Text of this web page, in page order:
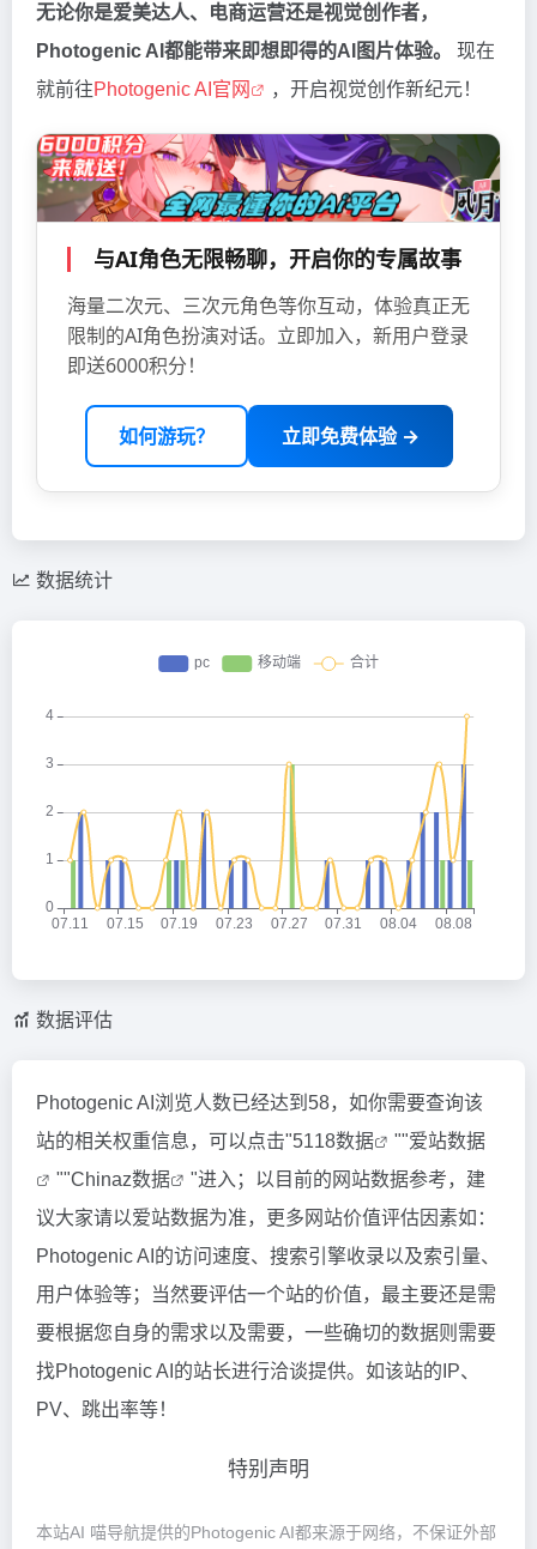
无论你是爱美达人、电商运营还是视觉创作者，
Photogenic AI都能带来即想即得的AI图片体验。
现在
就前往Photogenic AI官网 ，开启视觉创作新纪元！
与AI角色无限畅聊，开启你的专属故事
海量二次元、三次元角色等你互动，体验真正无
限制的AI角色扮演对话。立即加入，新用户登录
即送6000积分！
如何游玩？ 立即免费体验 →
数据统计
数据评估
Photogenic AI浏览人数已经达到58，如你需要查询该
站的相关权重信息，可以点击"5118数据 ""爱站数据
""Chinaz数据
"进入；以目前的网站数据参考，建
议大家请以爱站数据为准，更多网站价值评估因素如：
Photogenic AI的访问速度、搜索引擎收录以及索引量、
用户体验等；当然要评估一个站的价值，最主要还是需
要根据您自身的需求以及需要，一些确切的数据则需要
找Photogenic AI的站长进行洽谈提供。如该站的IP、
PV、跳出率等！
特别声明
本站AI 喵导航提供的Photogenic AI都来源于网络，不保证外部